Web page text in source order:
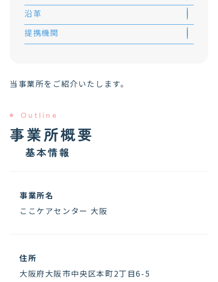
沿革
提携機関
当事業所をご紹介いたします。
Outline
事業所概要
基本情報
事業所名
ここケアセンター 大阪
住所
大阪府大阪市中央区本町2丁目6-5